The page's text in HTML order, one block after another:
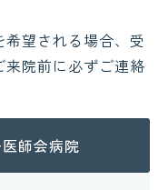
望される場合、受
院前に必ずご連絡
師会病院